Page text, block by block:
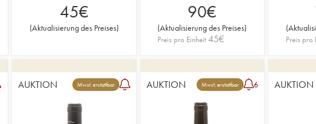
45€
(Aktualisierung des Preises)
90€
(Aktualisierung des Preises)
Preis pro Einheit 45€
(
Preis pro
AUKTION Mwst. erstattbar AUKTION Mwst. erstattbar 6 AUKTION